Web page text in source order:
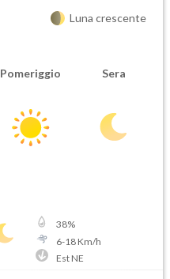
Luna crescente
Pomeriggio Sera
38%
6-18Km/h
Est NE